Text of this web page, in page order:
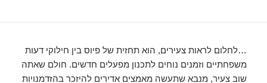
…לחלום לראות צעירים, הוא תחזית של פיוס בין חילוקי דעות
משפחתיים וזמנים נוחים לתכנון מפעלים חדשים. חולם שאתה
שוב צעיר, מנבא שתעשה מאמצים אדירים להיזכר בהזדמנויות